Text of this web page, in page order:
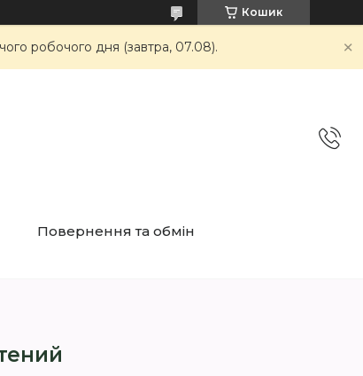
Кошик
робочого дня (завтра, 07.08).
Повернення та обмін